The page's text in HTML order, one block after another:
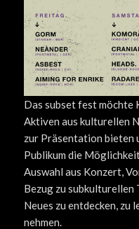
Das subset fest möchte
Aktiven aus kulturellen
zur Präsentation bieten
Publikum die
Auswahl aus Konzert,
Bezug zu subkulturellen
Neues zu entdecken, zu
nehmen.